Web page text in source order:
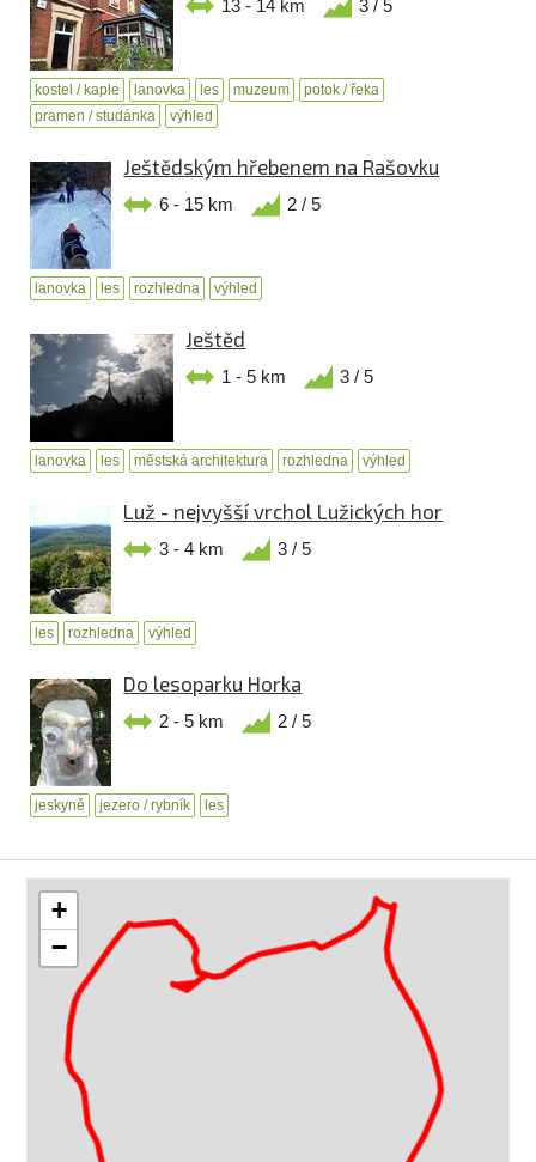
13 - 14 km 3 / 5
kostel / kaple lanovka les muzeum
potok / řeka
pramen / studánka
výhled
Ještědským hřebenem na Rašovku
6 - 15 km 2 / 5
lanovka les rozhledna výhled
Ještěd
1 - 5 km 3 / 5
lanovka les městská architektura rozhledna výhled
Luž - nejvyšší vrchol Lužických hor
3 - 4 km 3 / 5
les rozhledna výhled
Do lesoparku Horka
2 - 5 km 2 / 5
jeskyně jezero / rybník les
+
−